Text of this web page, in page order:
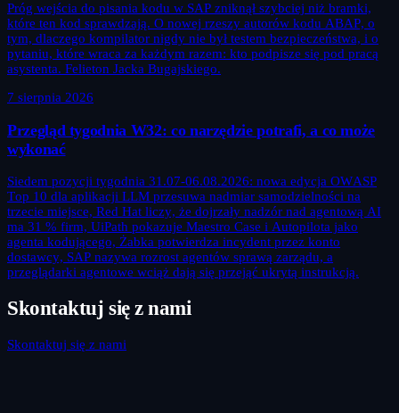
Próg wejścia do pisania kodu w SAP zniknął szybciej niż bramki,
które ten kod sprawdzają. O nowej rzeszy autorów kodu ABAP, o
tym, dlaczego kompilator nigdy nie był testem bezpieczeństwa, i o
pytaniu, które wraca za każdym razem: kto podpisze się pod pracą
asystenta. Felieton Jacka Bugajskiego.
7 sierpnia 2026
Przegląd tygodnia W32: co narzędzie potrafi, a co może
wykonać
Siedem pozycji tygodnia 31.07-06.08.2026: nowa edycja OWASP
Top 10 dla aplikacji LLM przesuwa nadmiar samodzielności na
trzecie miejsce, Red Hat liczy, że dojrzały nadzór nad agentową AI
ma 31 % firm, UiPath pokazuje Maestro Case i Autopilota jako
agenta kodującego, Żabka potwierdza incydent przez konto
dostawcy, SAP nazywa rozrost agentów sprawą zarządu, a
przeglądarki agentowe wciąż dają się przejąć ukrytą instrukcją.
Skontaktuj się z nami
Skontaktuj się z nami